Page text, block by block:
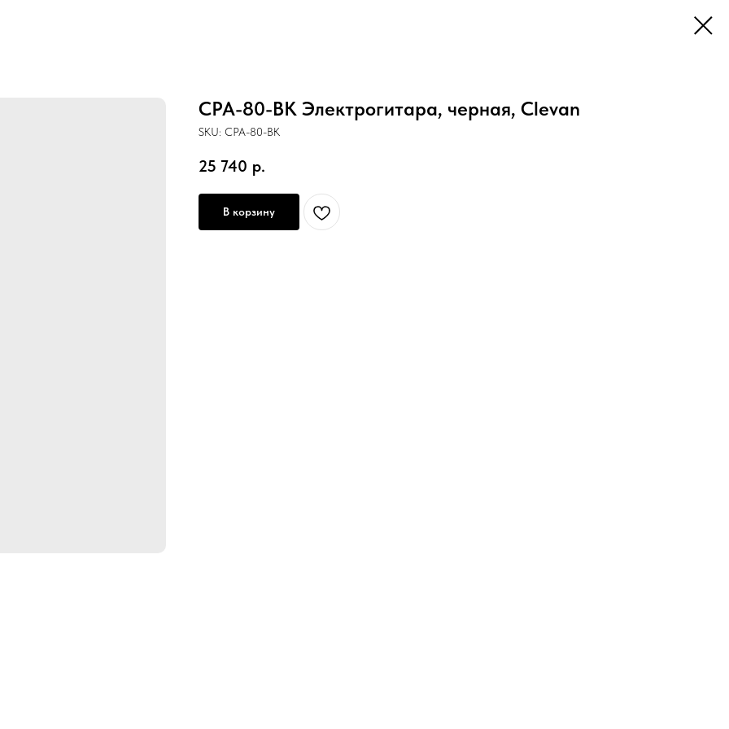
CPA-80-BK Электрогитара, черная, Clevan
SKU: CPA-80-BK
25 740 р.
В корзину